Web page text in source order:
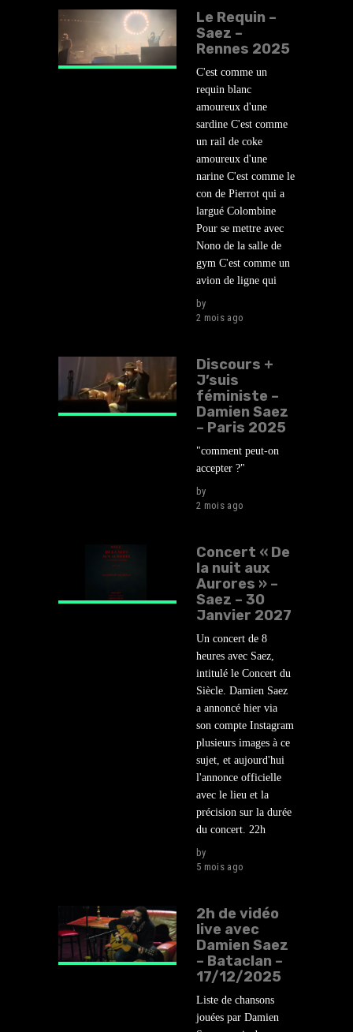
Le Requin –
Saez –
Rennes 2025
C'est comme un
requin blanc
amoureux d'une
sardine C'est comme
un rail de coke
amoureux d'une
narine C'est comme le
con de Pierrot qui a
largué Colombine
Pour se mettre avec
Nono de la salle de
gym C'est comme un
avion de ligne qui
by
2 mois ago
Discours +
J’suis
féministe –
Damien Saez
– Paris 2025
"comment peut-on
accepter ?"
by
2 mois ago
Concert « De
la nuit aux
Aurores » –
Saez – 30
Janvier 2027
Un concert de 8
heures avec Saez,
intitulé le Concert du
Siècle. Damien Saez
a annoncé hier via
son compte Instagram
plusieurs images à ce
sujet, et aujourd'hui
l'annonce officielle
avec le lieu et la
précision sur la durée
du concert. 22h
by
5 mois ago
2h de vidéo
live avec
Damien Saez
– Bataclan –
17/12/2025
Liste de chansons
jouées par Damien